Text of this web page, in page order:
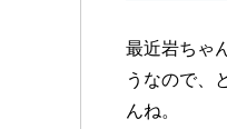
最近岩ちゃ
うなので、
んね。